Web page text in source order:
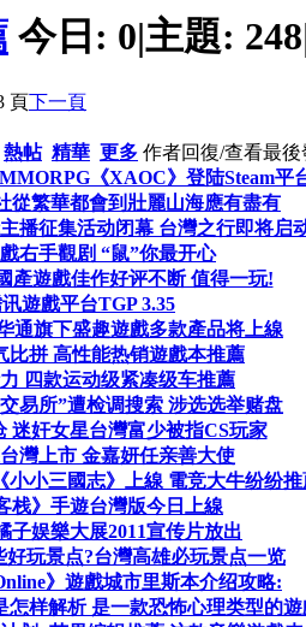
今日: 0|主題: 248
頁下一頁
熱帖 精華 更多 作者回復/查看最後
《XAOC》登陆Steam平
從繁華都會到壯麗山海應有盡有
播征集活动闭幕 台灣之行即将启
右手觀剧 “鼠”你最开心
產遊戲佳作好评不断 值得一玩!
遊戲平台TGP 3.35
通旗下盛趣遊戲多款產品将上線
比拼 高性能热销遊戲本推薦
四款运动级紧凑级车推薦
易所”遭检调搜索 涉选选举赌盘
迷奸女星台灣富少被指CS玩家
灣上市 金嘉妍任亲善大使
小小三國志》上線 電竞大牛纷纷推
栈》手遊台灣版今日上線
子娱樂大展2011宣传片放出
好玩景点?台灣高雄必玩景点一览
》遊戲城市里斯本介绍攻略:
怎样解析 是一款恐怖心理类型的遊